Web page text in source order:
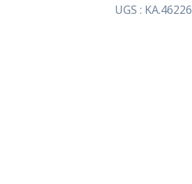
UGS : KA.46226